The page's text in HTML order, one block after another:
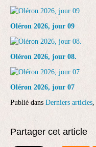
Oléron 2026, jour 09
Oléron 2026, jour 08.
Oléron 2026, jour 07
Publié dans Derniers articles,
Partager cet article